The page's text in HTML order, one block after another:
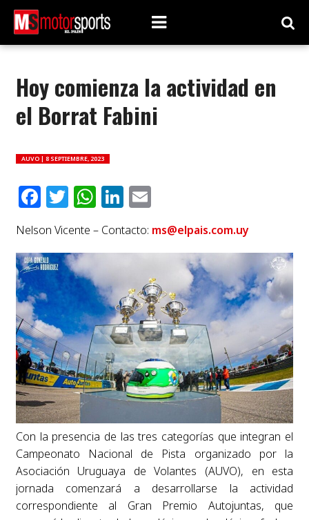
Hoy comienza la actividad en
el Borrat Fabini
AUVO | 8 SEPTIEMBRE, 2023
Facebook
Twitter
WhatsApp
LinkedIn
Email
Nelson Vicente – Contacto: ms@elpais.com.uy
Con la presencia de las tres categorías que integran el
Campeonato Nacional de Pista organizado por la
Asociación Uruguaya de Volantes (AUVO), en esta
jornada comenzará a desarrollarse la actividad
correspondiente al Gran Premio Autojuntas, que